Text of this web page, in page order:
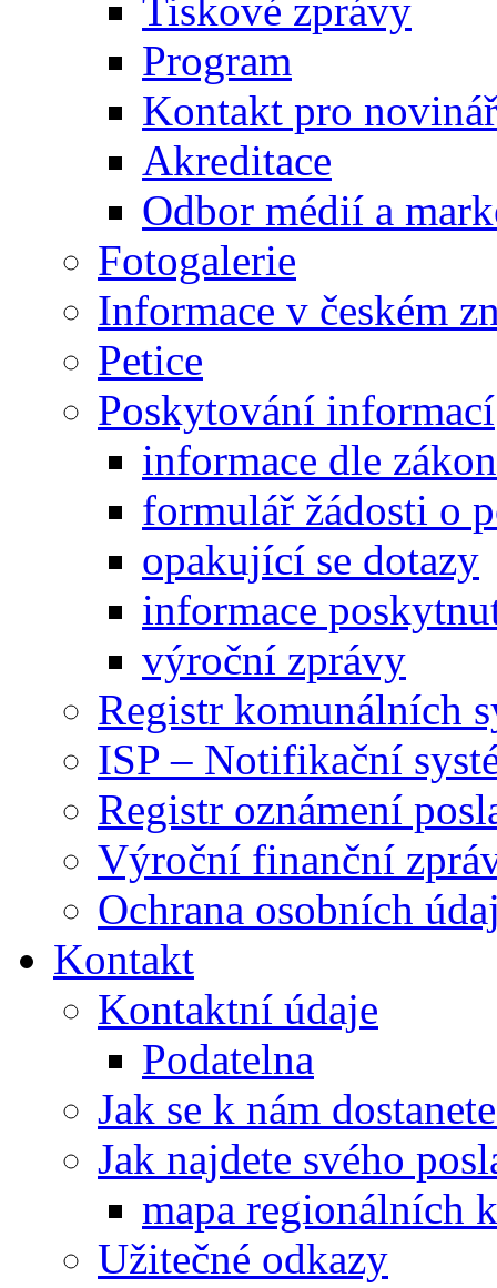
Tiskové zprávy
Program
Kontakt pro
Akreditace
Odbor médií a
Fotogalerie
Informace v českém
Petice
Poskytování informací
informace dle
formulář žádosti o
opakující se dotazy
informace
výroční zprávy
Registr komunálních
ISP – Notifikační
Registr oznámení
Výroční finanční
Ochrana osobních
Kontakt
Kontaktní údaje
Podatelna
Jak se k nám
Jak najdete svého
mapa regionálních
Užitečné odkazy